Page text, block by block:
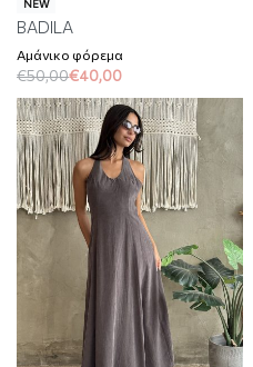
NEW
BADILA
Αμάνικο φόρεμα
€50,00€40,00